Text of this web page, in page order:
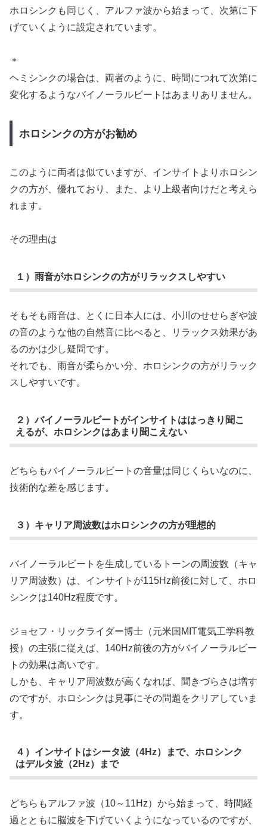
ホロシンクも同じく、アルファ波から始まって、次第に下
げていくように設定されています。
＊
ヘミシンクの場合は、両者のように、時間につれて次第に
変化するようなバイノーラルビートはあまりありません。
ホロシンクの方がお勧め
このように両者は似ていますが、インサイトよりホロシン
クの方が、優れており、また、より上級者向けだと考えら
れます。
その理由は
１）雨音がホロシンクの方がリラックスしやすい
そもそも雨音は、とくに日本人には、小川のせせらぎや波
の音のような他の自然音に比べると、リラックス効果があ
るのかは少し疑問です。
それでも、雨音が柔らかい分、ホロシンクの方がリラック
スしやすいです。
２）バイノーラルビートがインサイトははっきり聞こ
えるが、ホロシンクはあまり聞こえない
どちらもバイノーラルビートの音量は同じくらいなのに、
技術的な差を感じます。
３）キャリア周波数はホロシンクの方が理想的
バイノーラルビートを生成しているトーンの周波数（キャ
リア周波数）は、インサイトが115Hz前後に対して、ホロ
シンクは140Hz程度です。
ジョセフ・リックライダー博士（元米国MIT電気工学科教
授）の主張に従えば、140Hz前後の方がバイノーラルビー
トの効果は高いです。
しかも、キャリア周波数が高くなれば、聞きづらさは増す
のですが、ホロシンクは見事にその問題をクリアしていま
す。
４）インサイトはシータ波（4Hz）まで、ホロシンク
はデルタ波（2Hz）まで
どちらもアルファ波（10～11Hz）から始まって、時間経
過とともに脳波を下げていくようになっているのですが、